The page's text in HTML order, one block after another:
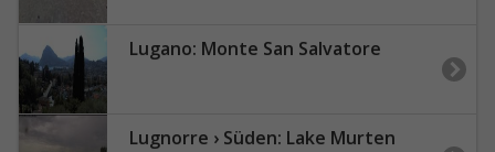
Lugano: Monte San Salvatore
Lugnorre › Süden: Lake Murten